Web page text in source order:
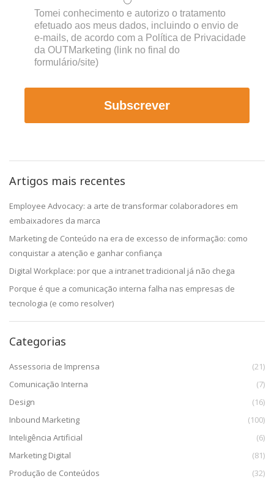
Tomei conhecimento e autorizo o tratamento
efetuado aos meus dados, incluindo o envio de
e-mails, de acordo com a Política de Privacidade
da OUTMarketing (link no final do
formulário/site)
Subscrever
Artigos mais recentes
Employee Advocacy: a arte de transformar colaboradores em
embaixadores da marca
Marketing de Conteúdo na era de excesso de informação: como
conquistar a atenção e ganhar confiança
Digital Workplace: por que a intranet tradicional já não chega
Porque é que a comunicação interna falha nas empresas de
tecnologia (e como resolver)
Categorias
Assessoria de Imprensa
(21)
Comunicação Interna
(7)
Design
(16)
Inbound Marketing
(100)
Inteligência Artificial
(6)
Marketing Digital
(81)
Produção de Conteúdos
(32)